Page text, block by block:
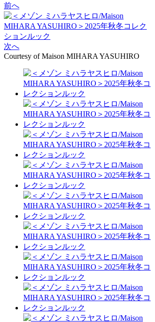
前へ
次へ
Courtesy of Maison MIHARA YASUHIRO